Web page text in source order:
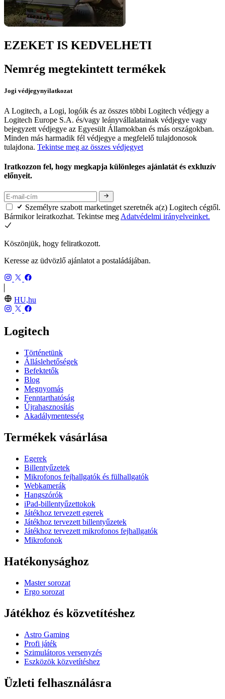
EZEKET IS KEDVELHETI
Nemrég megtekintett termékek
Jogi védjegynyilatkozat
A Logitech, a Logi, logóik és az összes többi Logitech védjegy a
Logitech Europe S.A. és/vagy leányvállalatainak védjegye vagy
bejegyzett védjegye az Egyesült Államokban és más országokban.
Minden más harmadik fél védjegye a megfelelő tulajdonosok
tulajdona. Tekintse meg az összes védjegyet
Iratkozzon fel, hogy megkapja különleges ajánlatát és exkluzív
előnyeit.
Személyre szabott marketinget szeretnék a(z) Logitech cégtől.
Bármikor leiratkozhat. Tekintse meg Adatvédelmi irányelveinket.
Köszönjük, hogy feliratkozott.
Keresse az üdvözlő ajánlatot a postaládájában.
HU,hu
Logitech
Történetünk
Álláslehetőségek
Befektetők
Blog
Megnyomás
Fenntarthatóság
Újrahasznosítás
Akadálymentesség
Termékek vásárlása
Egerek
Billentyűzetek
Mikrofonos fejhallgatók és fülhallgatók
Webkamerák
Hangszórók
iPad-billentyűzettokok
Játékhoz tervezett egerek
Játékhoz tervezett billentyűzetek
Játékhoz tervezett mikrofonos fejhallgatók
Mikrofonok
Hatékonysághoz
Master sorozat
Ergo sorozat
Játékhoz és közvetítéshez
Astro Gaming
Profi játék
Szimulátoros versenyzés
Eszközök közvetítéshez
Üzleti felhasználásra